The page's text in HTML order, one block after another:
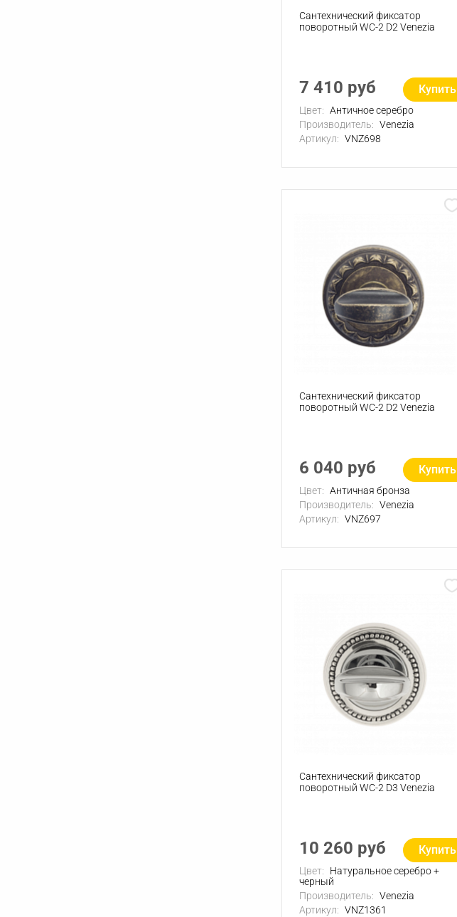
Сантехнический фиксатор
поворотный WC-2 D2 Venezia
7 410 руб Купить
Цвет: Античное серебро
Производитель: Venezia
Артикул: VNZ698
Сантехнический фиксатор
поворотный WC-2 D2 Venezia
6 040 руб Купить
Цвет: Античная бронза
Производитель: Venezia
Артикул: VNZ697
Сантехнический фиксатор
поворотный WC-2 D3 Venezia
10 260 руб Купить
Цвет:
Натуральное серебро +
черный
Производитель: Venezia
Артикул: VNZ1361